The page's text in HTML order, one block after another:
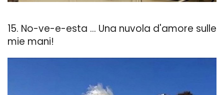
15. No-ve-e-esta ... Una nuvola d'amore sulle
mie mani!